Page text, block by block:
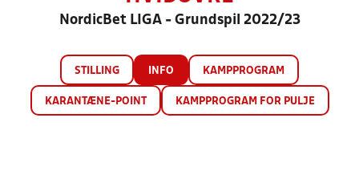
NordicBet LIGA - Grundspil 2022/23
STILLING INFO KAMPPROGRAM
KARANTÆNE-POINT KAMPPROGRAM FOR PULJE